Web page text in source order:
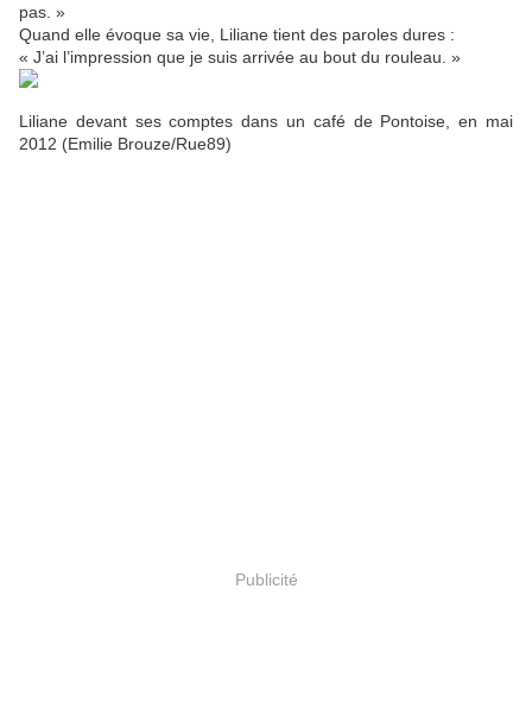
pas. »
Quand elle évoque sa vie, Liliane tient des paroles dures :
« J’ai l’impression que je suis arrivée au bout du rouleau. »
Liliane devant ses comptes dans un café de Pontoise, en mai
2012 (Emilie Brouze/Rue89)
Publicité